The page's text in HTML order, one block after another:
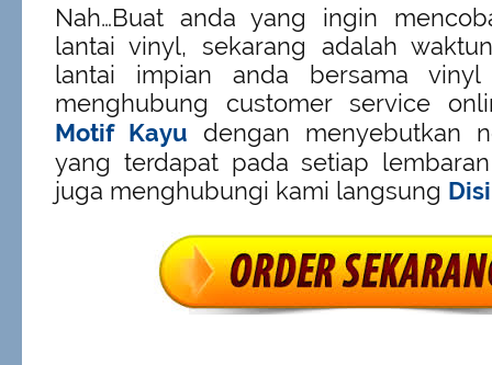
Nah…Buat anda yang ingin
lantai vinyl, sekarang adalah
lantai impian anda bersama vinyl
menghubung customer service
Motif Kayu dengan menyebutkan
yang terdapat pada setiap
juga menghubungi kami langsung